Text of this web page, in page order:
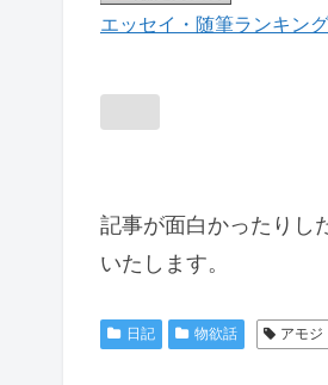
エッセイ・随筆ランキング
記事が面白かったりし
いたします。
日記 物欲話 アモジ